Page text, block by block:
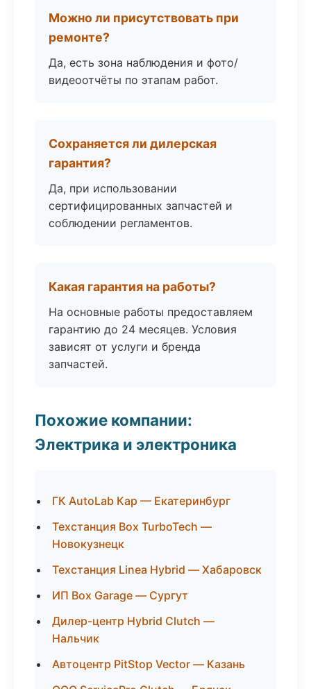
Можно ли присутствовать при
ремонте?
Да, есть зона наблюдения и фото/
видеоотчёты по этапам работ.
Сохраняется ли дилерская
гарантия?
Да, при использовании
сертифицированных запчастей и
соблюдении регламентов.
Какая гарантия на работы?
На основные работы предоставляем
гарантию до 24 месяцев. Условия
зависят от услуги и бренда
запчастей.
Похожие компании:
Электрика и электроника
ГК AutoLab Кар — Екатеринбург
Техстанция Box TurboTech —
Новокузнецк
Техстанция Linea Hybrid — Хабаровск
ИП Box Garage — Сургут
Дилер-центр Hybrid Clutch —
Нальчик
Автоцентр PitStop Vector — Казань